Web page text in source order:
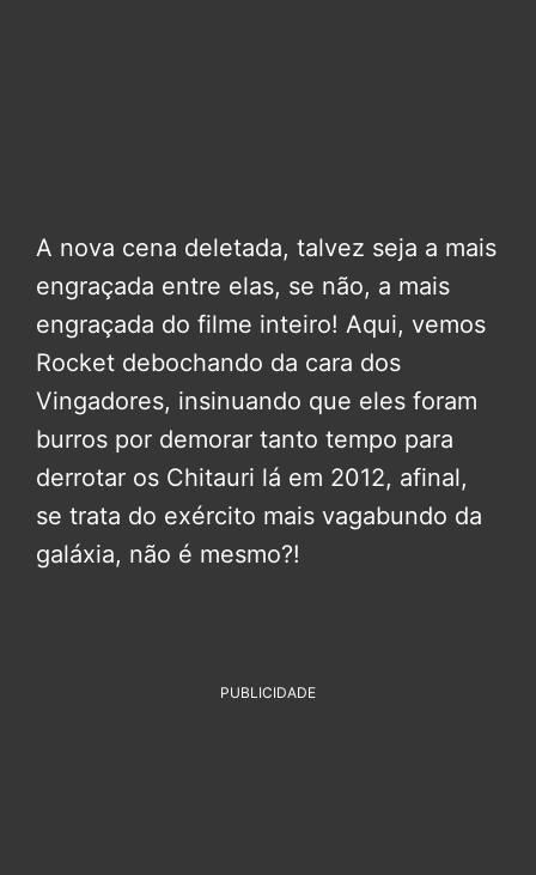
A nova cena deletada, talvez seja a mais
engraçada entre elas, se não, a mais
engraçada do filme inteiro! Aqui, vemos
Rocket debochando da cara dos
Vingadores, insinuando que eles foram
burros por demorar tanto tempo para
derrotar os Chitauri lá em 2012, afinal,
se trata do exército mais vagabundo da
galáxia, não é mesmo?!
PUBLICIDADE